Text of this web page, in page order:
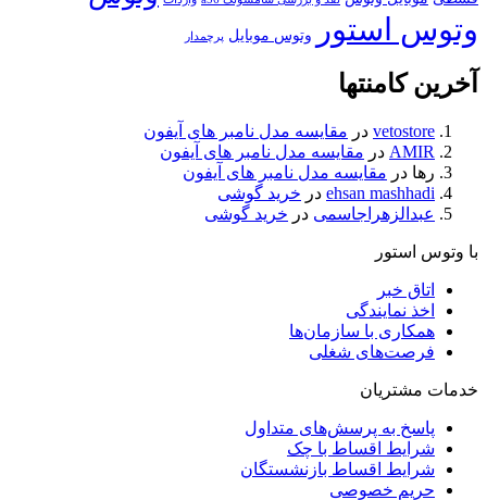
وتوس استور وتوس موبایل پرچمدار
آخرین کامنتها
vetostore در مقایسه مدل نامبر های آیفون
AMIR در مقایسه مدل نامبر های آیفون
رها در مقایسه مدل نامبر های آیفون
ehsan mashhadi در خرید گوشی
عبدالزهراجاسمی در خرید گوشی
با وتوس استور
اتاق خبر
اخذ نمایندگی
همکاری با سازمان‌ها
فرصت‌های شغلی
خدمات مشتریان
پاسخ به پرسش‌های متداول
شرایط اقساط با چک
شرایط اقساط بازنشستگان
حریم خصوصی